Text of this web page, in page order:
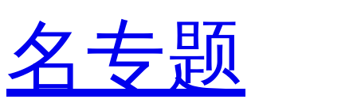
名专题